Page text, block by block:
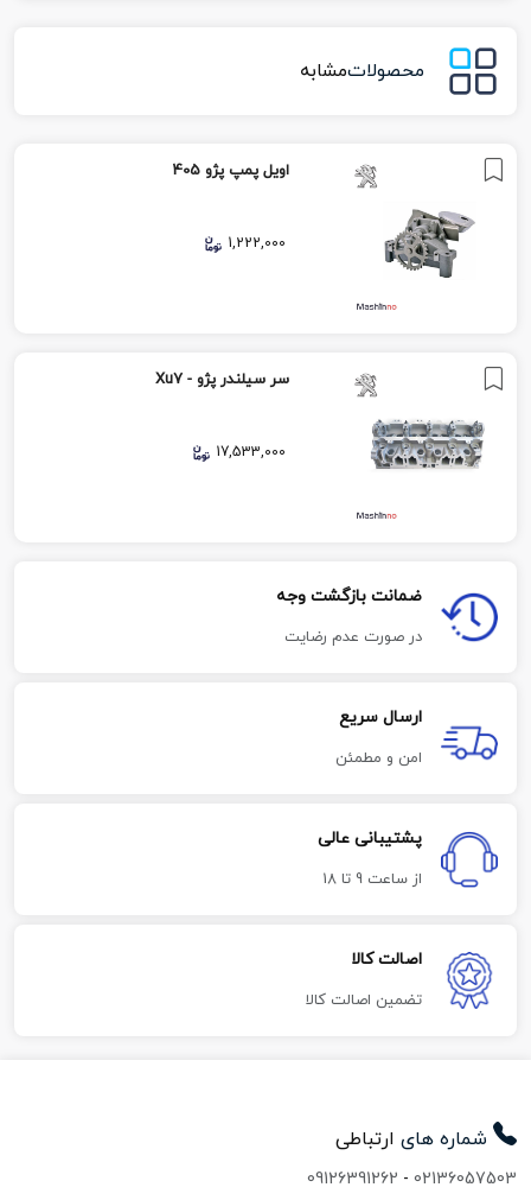
محصولاتمشابه
اویل پمپ پژو 405
1,222,000
سر سیلندر پژو - Xu7
17,533,000
ضمانت بازگشت وجه
در صورت عدم رضایت
ارسال سریع
امن و مطمئن
پشتیبانی عالی
از ساعت 9 تا 18
اصالت کالا
تضمین اصالت کالا
شماره های ارتباطی
02136057503
-
09126391262